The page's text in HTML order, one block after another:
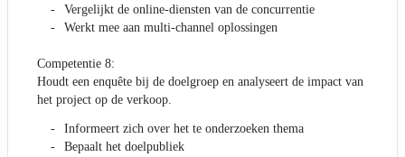
Vergelijkt de online-diensten van de concurrentie
Werkt mee aan multi-channel oplossingen
Competentie 8:
Houdt een enquête bij de doelgroep en analyseert de impact van
het project op de verkoop.
Informeert zich over het te onderzoeken thema
Bepaalt het doelpubliek